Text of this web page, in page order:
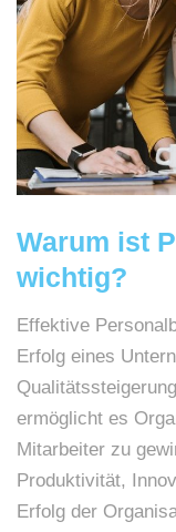
Warum ist
wichtig?
Effektive
Erfolg eines
ermöglicht es
Mitarbeiter zu
Produktivität,
Erfolg der